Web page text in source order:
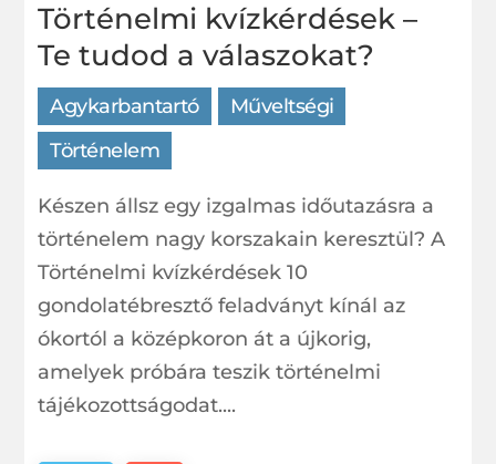
Történelmi kvízkérdések –
Te tudod a válaszokat?
Agykarbantartó
Műveltségi
Történelem
Készen állsz egy izgalmas időutazásra a
történelem nagy korszakain keresztül? A
Történelmi kvízkérdések 10
gondolatébresztő feladványt kínál az
ókortól a középkoron át a újkorig,
amelyek próbára teszik történelmi
tájékozottságodat....